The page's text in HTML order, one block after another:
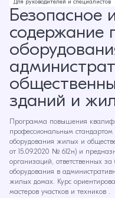
Для руководителей и специалистов
Безопасное
содержание
зданий и
Программа повышения
профессиональным стандартом
оборудования жилых и
от 15.09.2020 № 612н) и
организаций, ответственных
оборудования в
жилых домах. Курс
мастеров участков и техников .